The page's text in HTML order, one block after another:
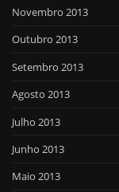
Novembro 2013
Outubro 2013
Setembro 2013
Agosto 2013
Julho 2013
Junho 2013
Maio 2013